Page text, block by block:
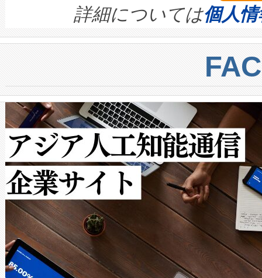
quality and reliability for AI
BESS stack to ensure battery
centers. Voltaiqは、ai&のAI
からシステム統合、試運転、
クルの各段階のデータを監視
[…]
す。ノーマルモードでは、
ートル先まで検出でき、これ
トに対して約600メートルに
では、反射率10％のターゲッ
で向上し、最大検知距離は
ットだけで最大1キロメート
ルの変電所周囲を監視でき、
作業と点群処理を簡素化でき
Avia 2は、2種類のFOVオプシ
× 80°のノーマルモード、長
ードを切り替えて使用するこ
詳細については個人